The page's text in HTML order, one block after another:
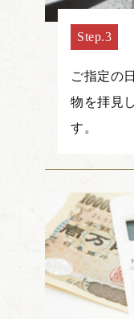
ご指定の
物を拝見
す。